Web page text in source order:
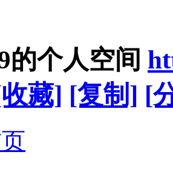
的个人空间
藏] [复制] [